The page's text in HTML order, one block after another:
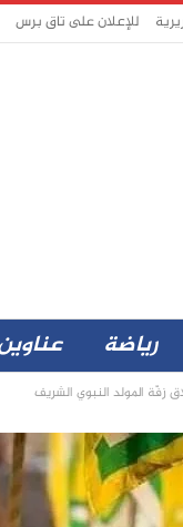
للإعلان على تاق برس
رياضة
زفّة المولد النبوي الشريف